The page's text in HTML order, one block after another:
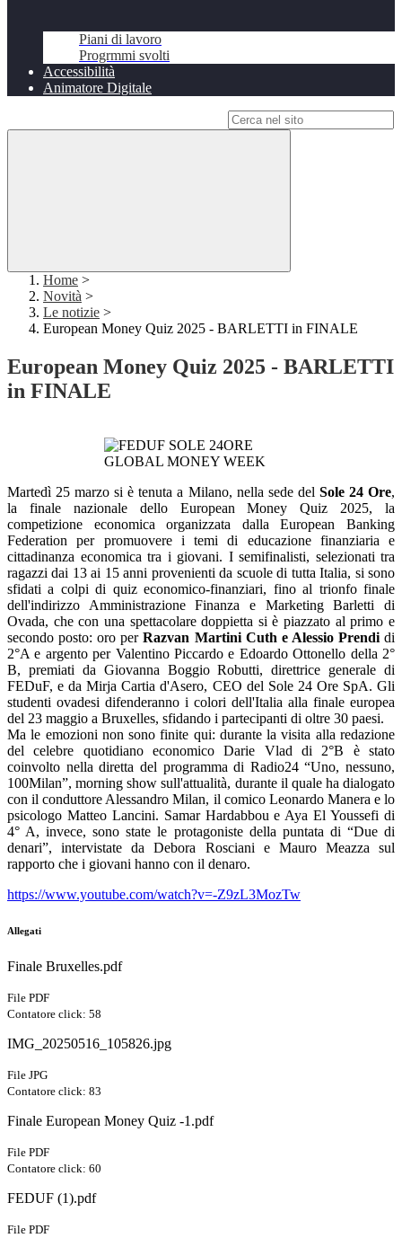
Piani di lavoro
Progrmmi svolti
Accessibilità
Animatore Digitale
Home >
Novità >
Le notizie >
European Money Quiz 2025 - BARLETTI in FINALE
European Money Quiz 2025 - BARLETTI
in FINALE
Martedì 25 marzo si è tenuta a Milano, nella sede del Sole 24 Ore,
la finale nazionale dello European Money Quiz 2025, la
competizione economica organizzata dalla European Banking
Federation per promuovere i temi di educazione finanziaria e
cittadinanza economica tra i giovani. I semifinalisti, selezionati tra
ragazzi dai 13 ai 15 anni provenienti da scuole di tutta Italia, si sono
sfidati a colpi di quiz economico-finanziari, fino al trionfo finale
dell'indirizzo Amministrazione Finanza e Marketing Barletti di
Ovada, che con una spettacolare doppietta si è piazzato al primo e
secondo posto: oro perRazvan Martini Cuth e Alessio Prendidi
2°A e argento per Valentino Piccardo e Edoardo Ottonello della 2°
B, premiati da Giovanna Boggio Robutti, direttrice generale di
FEDuF, e da Mirja Cartia d'Asero, CEO del Sole 24 Ore SpA. Gli
studenti ovadesi difenderanno i colori dell'Italia alla finale europea
del 23 maggio a Bruxelles, sfidando i partecipanti di oltre 30 paesi.
Ma le emozioni non sono finite qui: durante la visita alla redazione
del celebre quotidiano economico Darie Vlad di 2°B è stato
coinvolto nella diretta del programma di Radio24 “Uno, nessuno,
100Milan”, morning show sull'attualità, durante il quale ha dialogato
con il conduttore Alessandro Milan, il comico Leonardo Manera e lo
psicologo Matteo Lancini. Samar Hardabbou e Aya El Youssefi di
4° A, invece, sono state le protagoniste della puntata di “Due di
denari”, intervistate da Debora Rosciani e Mauro Meazza sul
rapporto che i giovani hanno con il denaro.
https://www.youtube.com/watch?v=-Z9zL3MozTw
Allegati
Finale Bruxelles.pdf
File PDF
Contatore click: 58
IMG_20250516_105826.jpg
File JPG
Contatore click: 83
Finale European Money Quiz -1.pdf
File PDF
Contatore click: 60
FEDUF (1).pdf
File PDF